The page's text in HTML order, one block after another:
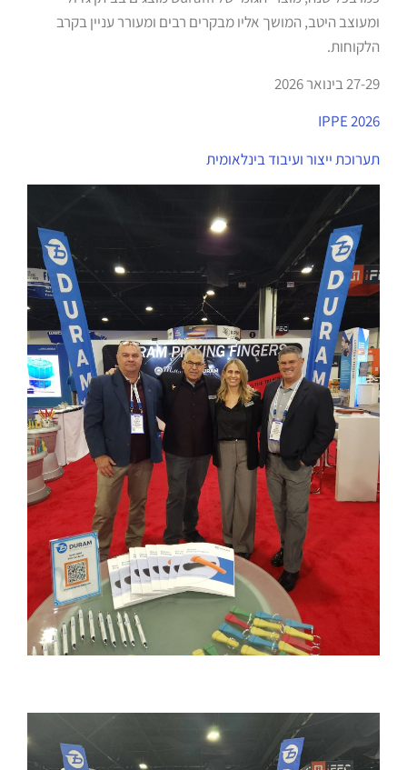
ומעוצב היטב, המושך אליו מבקרים רבים ומעורר עניין בקרב
הלקוחות.
27-29 בינואר 2026
IPPE 2026
תערוכת ייצור ועיבוד בינלאומית